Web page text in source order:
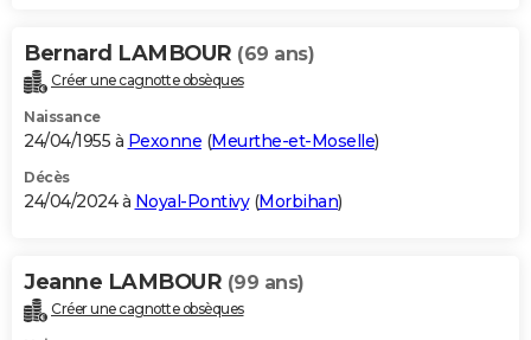
Bernard LAMBOUR (69 ans)
Créer une cagnotte obsèques
Naissance
24/04/1955 à Pexonne (Meurthe-et-Moselle)
Décès
24/04/2024 à Noyal-Pontivy(Morbihan)
Jeanne LAMBOUR (99 ans)
Créer une cagnotte obsèques